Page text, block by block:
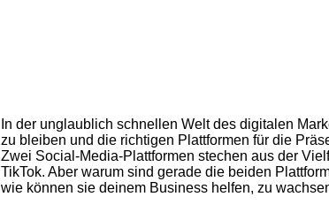
In der unglaublich schnellen Welt des digitalen
zu bleiben und die richtigen Plattformen für die
Zwei Social-Media-Plattformen stechen aus der
TikTok. Aber warum sind gerade die beiden
wie können sie deinem Business helfen, zu